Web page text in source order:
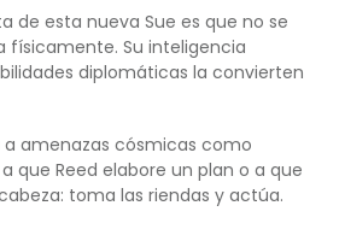
de esta nueva Sue es que no se
físicamente. Su inteligencia
diplomáticas la convierten
amenazas cósmicas como
que Reed elabore un plan o a que
toma las riendas y actúa.